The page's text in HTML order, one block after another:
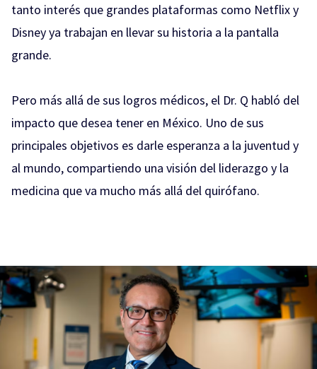
tanto interés que grandes plataformas como Netflix y
Disney ya trabajan en llevar su historia a la pantalla
grande.
Pero más allá de sus logros médicos, el Dr. Q habló del
impacto que desea tener en México. Uno de sus
principales objetivos es darle esperanza a la juventud y
al mundo, compartiendo una visión del liderazgo y la
medicina que va mucho más allá del quirófano.